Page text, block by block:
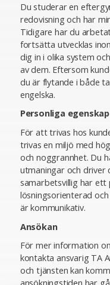
Du studerar en
redovisning och har
Tidigare har du
fortsätta utvecklas
dig in i olika system
av dem. Eftersom
du är flytande i både
engelska.
Personliga
För att trivas hos
trivas en miljö med
och noggrannhet. Du
utmaningar och
samarbetsvillig har
lösningsorienterad
är kommunikativ.
Ansökan
För mer information
kontakta ansvarig TA
och tjänsten kan